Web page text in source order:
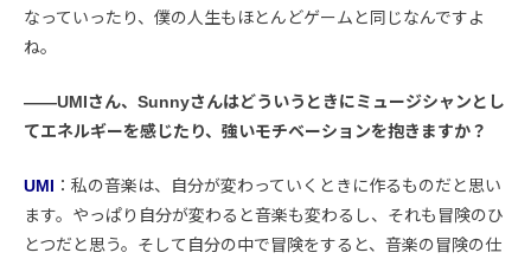
なっていったり、僕の人生もほとんどゲームと同じなんですよ
ね。
――UMIさん、Sunnyさんはどういうときにミュージシャンとし
てエネルギーを感じたり、強いモチベーションを抱きますか？
UMI ：私の音楽は、自分が変わっていくときに作るものだと思い
ます。やっぱり自分が変わると音楽も変わるし、それも冒険のひ
とつだと思う。そして自分の中で冒険をすると、音楽の冒険の仕